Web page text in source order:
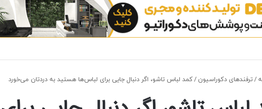
/ترفندهای دکوراسیون /کمد لباس تاشو، اگر دنبال جایی برای لباس‌ها هستید به دردتان می‌خورد